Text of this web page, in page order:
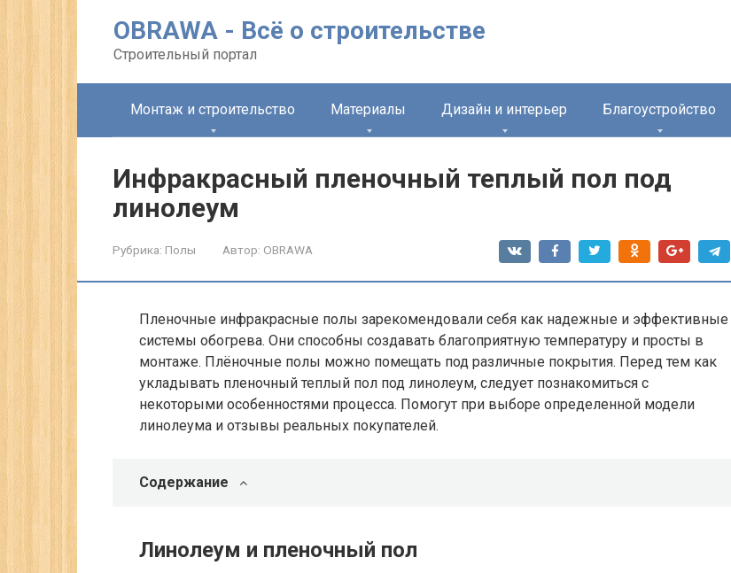
OBRAWA - Всё о строительстве
Строительный портал
Монтаж и строительство Материалы Дизайн и интерьер Благоустройство
Инфракрасный пленочный теплый пол под
линолеум
Рубрика: Полы Автор: OBRAWA
Пленочные инфракрасные полы зарекомендовали себя как надежные и эффективные
системы обогрева. Они способны создавать благоприятную температуру и просты в
монтаже. Плёночные полы можно помещать под различные покрытия. Перед тем как
укладывать пленочный теплый пол под линолеум, следует познакомиться с
некоторыми особенностями процесса. Помогут при выборе определенной модели
линолеума и отзывы реальных покупателей.
Содержание
Линолеум и пленочный пол